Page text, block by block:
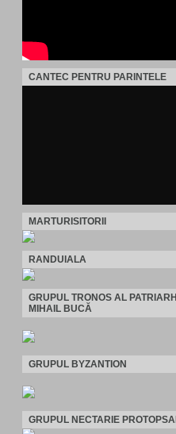
CANTEC PENTRU PARINTELE
MARTURISITORII
RANDUIALA
GRUPUL TRONOS AL
MIHAIL BUCĂ
GRUPUL BYZANTION
GRUPUL NECTARIE